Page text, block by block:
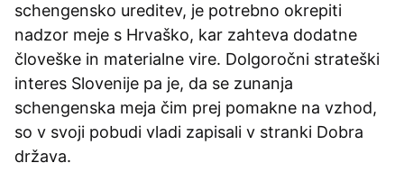
schengensko ureditev, je potrebno okrepiti
nadzor meje s Hrvaško, kar zahteva dodatne
človeške in materialne vire. Dolgoročni strateški
interes Slovenije pa je, da se zunanja
schengenska meja čim prej pomakne na vzhod,
so v svoji pobudi vladi zapisali v stranki Dobra
država.